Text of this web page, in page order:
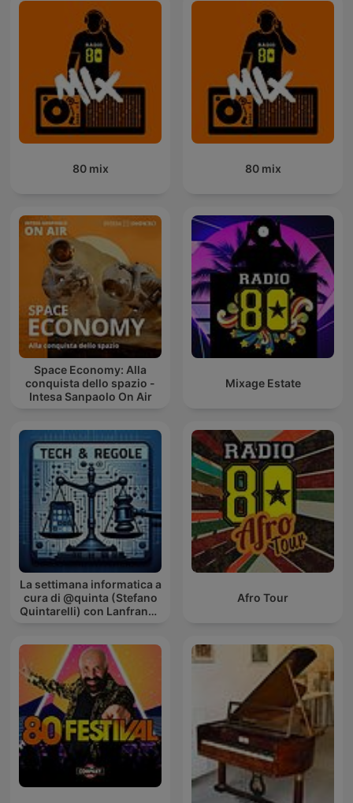
80 mix 80 mix
Space Economy: Alla
conquista dello spazio -
Intesa Sanpaolo On Air
Mixage Estate
La settimana informatica a
cura di @quinta (Stefano
Quintarelli) con Lanfranco
Afro Tour